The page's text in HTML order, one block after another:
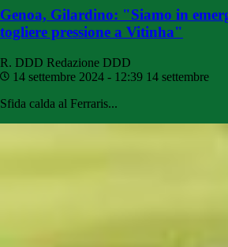
Genoa, Gilardino: "Siamo in
togliere pressione a Vitinha"
R. DDD Redazione DDD
14 settembre 2024 - 12:39 14 settembre
Sfida calda al Ferraris...